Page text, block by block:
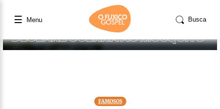
☰ Menu Busca
FAMOSOS